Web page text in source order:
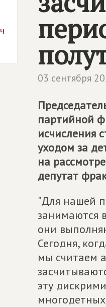
03 сентября
партийной
исчисления
уходом за
на
депутат
"Для нашей
занимаются
они
Сегодня,
мы считаем
эту